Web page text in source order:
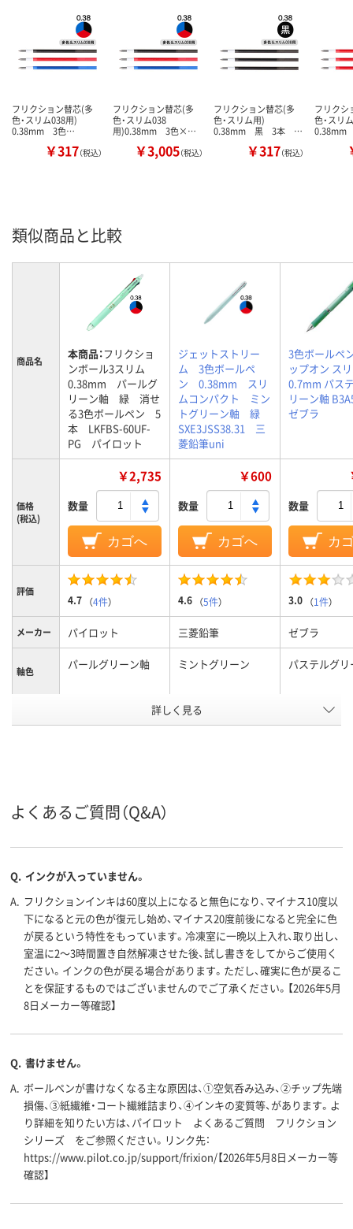
フリクション替芯(多
色・スリム038用)
0.38mm 3色…
￥317（税込）
フリクション替芯(多
色・スリム038
用)0.38mm 3色×…
￥3,005（税込）
フリクション替芯(多
色・スリム用)
0.38mm 黒 3本 …
￥317（税込）
フリクシ
色・ス
類似商品と比較
商品名 本商品：フリクショ
ンボール3スリム
0.38mm パールグ
リーン軸 緑 消せ
る3色ボールペン 5
本 LKFBS-60UF-
PG パイロット
ジェットストリー
ム 3色ボールペ
ン 0.38mm スリ
ムコンパクト ミン
トグリーン軸 緑
SXE3JSS38.31 三
菱鉛筆uni
3色ボールペ
ップオン ス
0.7mm パス
リーン軸
ゼブラ
価格
(税込)
￥2,735
数量
カゴへ
￥600
数量
カゴへ
数量
カ
評価
4.7 （4件） 4.6 （5件） 3.0 （1件）
メーカー パイロット 三菱鉛筆 ゼブラ
軸色 パールグリーン軸 ミントグリーン パステルグリ
0.38mm、0.38ｍｍ 0.38mm
軸径 12.8mm
アスクル
スコア
詳しく見る
よくあるご質問（Q&A）
Q. インクが入っていません。
A. フリクションインキは60度以上になると無色になり、マイナス10度以
下になると元の色が復元し始め、マイナス20度前後になると完全に色
が戻るという特性をもっています。冷凍室に一晩以上入れ、取り出し、
室温に2～3時間置き自然解凍させた後、試し書きをしてからご使用く
ださい。インクの色が戻る場合があります。ただし、確実に色が戻るこ
とを保証するものではございませんのでご了承ください。【2026年5月
8日メーカー等確認】
Q. 書けません。
A. ボールペンが書けなくなる主な原因は、①空気呑み込み、②チップ先端
損傷、③紙繊維・コート繊維詰まり、④インキの変質等、があります。よ
り詳細を知りたい方は、パイロット よくあるご質問 フリクション
シリーズ をご参照ください。リンク先：
https://www.pilot.co.jp/support/frixion/【2026年5月8日メーカー等
確認】